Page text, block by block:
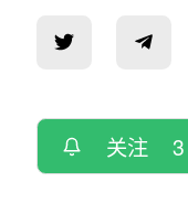
关注 3